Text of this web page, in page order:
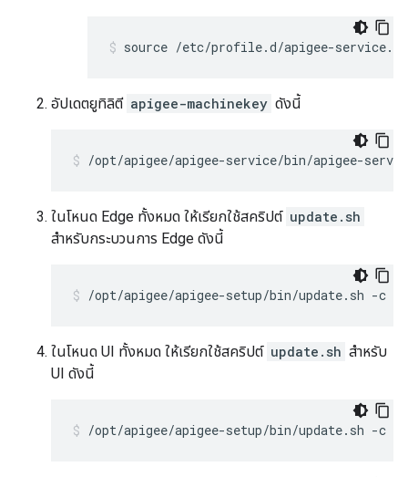
source /etc/profile.d/apigee-service.sh
อัปเดตยูทิลิตี apigee-machinekey ดังนี้
/opt/apigee/apigee-service/bin/apigee-
ในโหนด Edge ทั้งหมด ให้เรียกใช้สคริปต์ update.sh
สำหรับกระบวนการ Edge ดังนี้
/opt/apigee/apigee-setup/bin/update.sh -c
ในโหนด UI ทั้งหมด ให้เรียกใช้สคริปต์ update.sh สำหรับ
UI ดังนี้
/opt/apigee/apigee-setup/bin/update.sh -c